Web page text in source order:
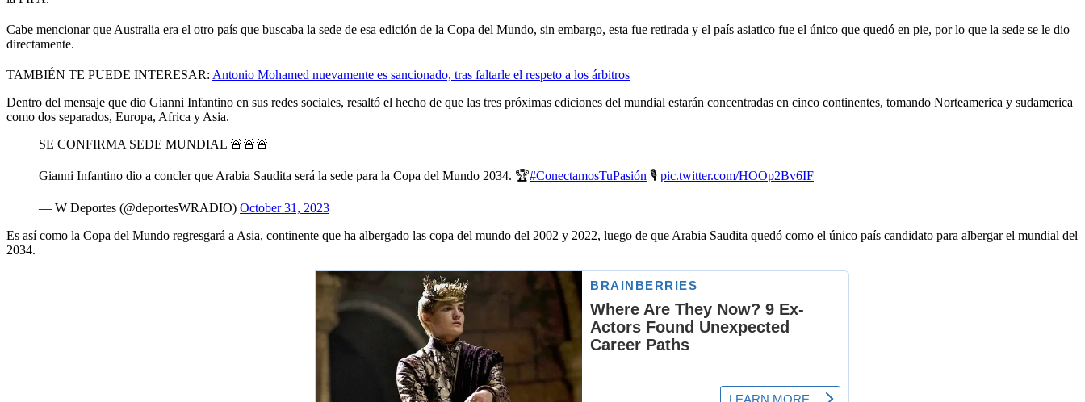
Cabe mencionar que Australia era el otro país que buscaba la sede de esa edición de la Copa del Mundo, sin embargo, esta fue retirada y el país asiatico fue el único que quedó en pie, por lo que la sede se le dio
directamente.
TAMBIÉN TE PUEDE INTERESAR: Antonio Mohamed nuevamente es sancionado, tras faltarle el respeto a los árbitros
Dentro del mensaje que dio Gianni Infantino en sus redes sociales, resaltó el hecho de que las tres próximas ediciones del mundial estarán concentradas en cinco continentes, tomando Norteamerica y sudamerica
como dos separados, Europa, Africa y Asia.
SE CONFIRMA SEDE MUNDIAL 🚨🚨🚨
Gianni Infantino dio a concler que Arabia Saudita será la sede para la Copa del Mundo 2034. 🏆#ConectamosTuPasión 🎙️ pic.twitter.com/HOOp2Bv6IF
— W Deportes (@deportesWRADIO) October 31, 2023
Es así como la Copa del Mundo regresgará a Asia, continente que ha albergado las copa del mundo del 2002 y 2022, luego de que Arabia Saudita quedó como el único país candidato para albergar el mundial del
2034.